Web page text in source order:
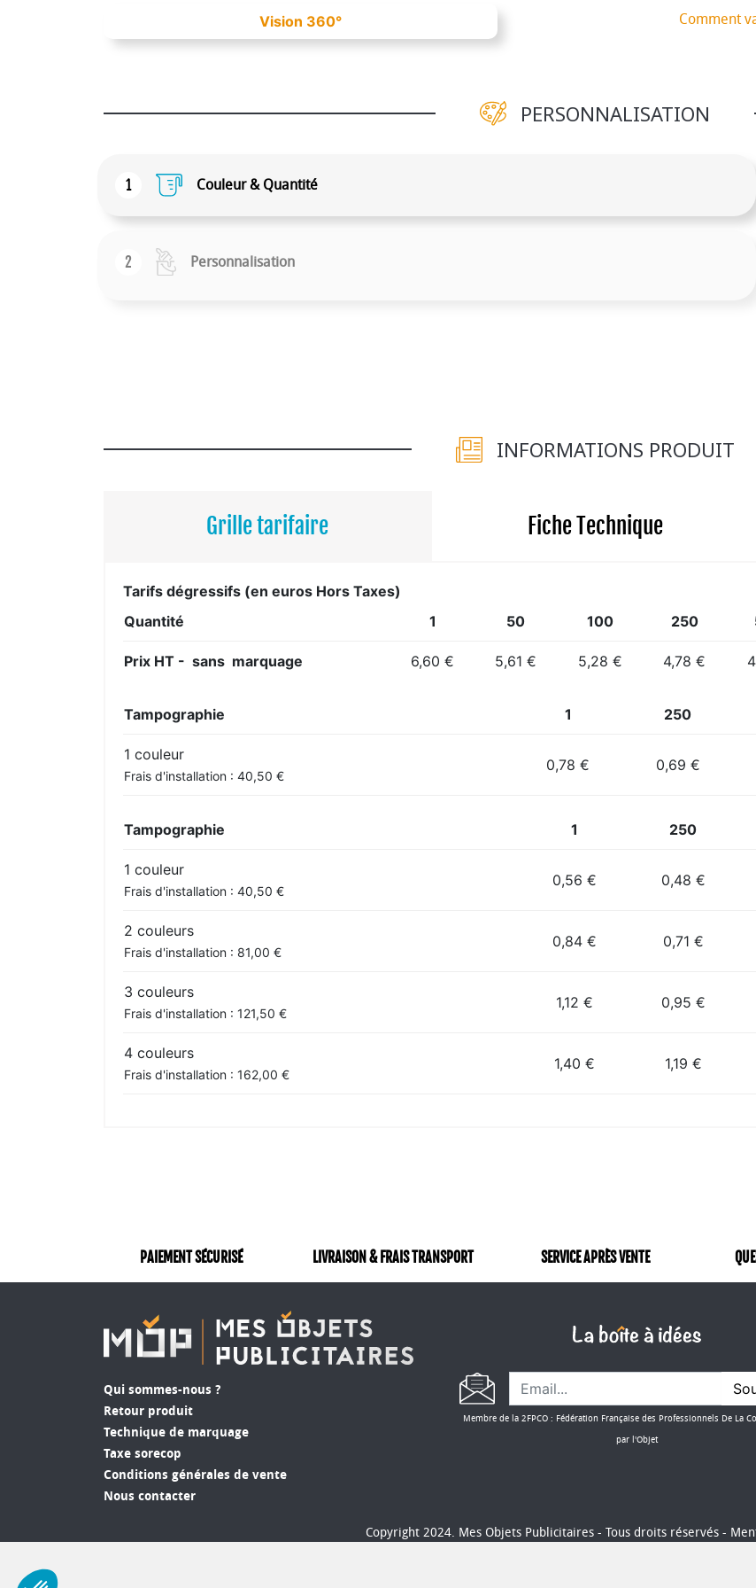
Vision 360° Comment
PERSONNALISATION
1 Couleur & Quantité
2 Personnalisation
INFORMATIONS PRODUIT
Grille tarifaire Fiche Technique
Tarifs dégressifs (en euros Hors Taxes)
Quantité
1 50 100 250
Prix HT - sans marquage 6,60 € 5,61 € 5,28 € 4,78 €
Tampographie 1 250
1 couleur
Frais d'installation : 40,50 €
0,78 € 0,69 €
Tampographie 1 250
1 couleur
Frais d'installation : 40,50 €
0,56 € 0,48 €
2 couleurs
Frais d'installation : 81,00 €
0,84 € 0,71 €
3 couleurs
Frais d'installation : 121,50 €
1,12 € 0,95 €
4 couleurs
Frais d'installation : 162,00 €
1,40 € 1,19 €
PAIEMENT SÉCURISÉ LIVRAISON & FRAIS TRANSPORT SERVICE APRÈS VENTE
Qui sommes-nous ?
Retour produit
Technique de marquage
Taxe sorecop
Conditions générales de vente
Nous contacter
Membre de la 2FPCO : Fédération Française des Professionnels De La
par l'Objet
Copyright 2024. Mes Objets Publicitaires - Tous droits réservés -